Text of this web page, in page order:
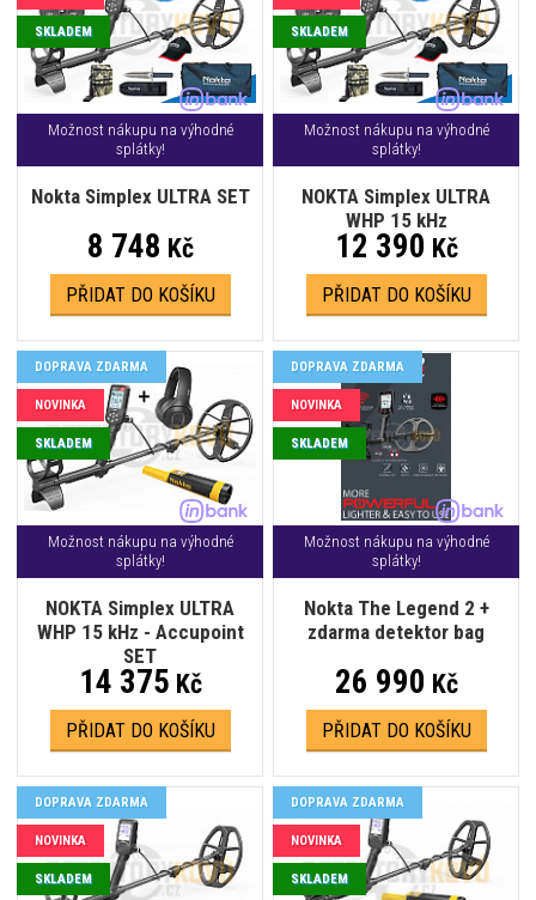
Možnost nákupu na výhodné
splátky!
Nokta Simplex ULTRA SET
SKLADEM
8 748 Kč
PŘIDAT DO KOŠÍKU
Možnost nákupu na výhodné
splátky!
NOKTA Simplex ULTRA
WHP 15 kHz
SKLADEM
12 390 Kč
PŘIDAT DO KOŠÍKU
Možnost nákupu na výhodné
splátky!
NOKTA Simplex ULTRA
WHP 15 kHz - Accupoint
SET
DOPRAVA ZDARMA
NOVINKA
SKLADEM
14 375 Kč
PŘIDAT DO KOŠÍKU
Možnost nákupu na výhodné
splátky!
Nokta The Legend 2 +
zdarma detektor bag
DOPRAVA ZDARMA
NOVINKA
SKLADEM
26 990 Kč
PŘIDAT DO KOŠÍKU
DOPRAVA ZDARMA
NOVINKA
SKLADEM
DOPRAVA ZDARMA
NOVINKA
SKLADEM